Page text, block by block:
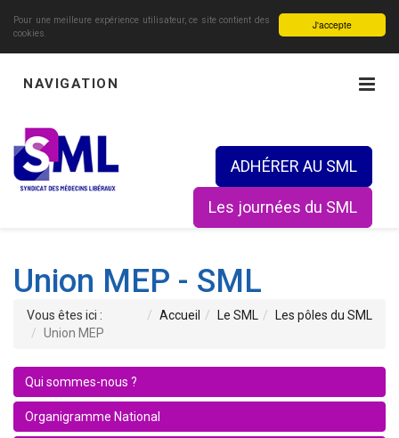
J'accepte
Pour une meilleure expérience utilisateur, ce site contient des
cookies.
NAVIGATION
ADHÉRER AU SML
Les journées du SML
Union MEP - SML
Vous êtes ici : Accueil Le SML
Les pôles du SML
Union MEP
Qui sommes-nous ?
Organigramme National